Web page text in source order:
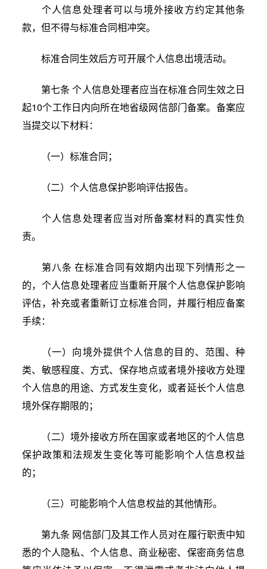
个人信息处理者可以与境外接收方约定其他条
款，但不得与标准合同相冲突。
标准合同生效后方可开展个人信息出境活动。
第七条 个人信息处理者应当在标准合同生效之日
起10个工作日内向所在地省级网信部门备案。备案应
当提交以下材料：
（一）标准合同；
（二）个人信息保护影响评估报告。
个人信息处理者应当对所备案材料的真实性负
责。
第八条 在标准合同有效期内出现下列情形之一
的，个人信息处理者应当重新开展个人信息保护影响
评估，补充或者重新订立标准合同，并履行相应备案
手续：
（一）向境外提供个人信息的目的、范围、种
类、敏感程度、方式、保存地点或者境外接收方处理
个人信息的用途、方式发生变化，或者延长个人信息
境外保存期限的；
（二）境外接收方所在国家或者地区的个人信息
保护政策和法规发生变化等可能影响个人信息权益
的；
（三）可能影响个人信息权益的其他情形。
第九条 网信部门及其工作人员对在履行职责中知
悉的个人隐私、个人信息、商业秘密、保密商务信息